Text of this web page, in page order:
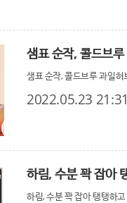
샘표 순작, 콜드브
샘표 순작, 콜드브루 과일
2022.05.23
하림, 수분 꽉 잡아
하림, 수분 꽉 잡아 탱탱하